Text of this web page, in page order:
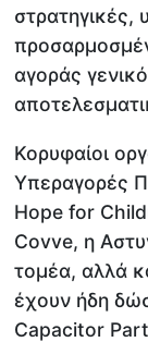
στρατηγικές,
αγοράς
Κορυφαίοι
Υπεραγορές
Hope for
Covve, η
τομέα, αλλά
έχουν ήδη
Capacitor